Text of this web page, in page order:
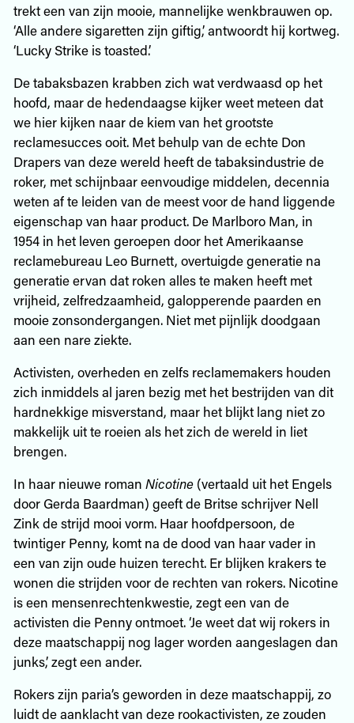
trekt een van zijn mooie, mannelijke wenkbrauwen op.
‘Alle andere sigaretten zijn giftig,’ antwoordt hij kortweg.
‘Lucky Strike is toasted.’
De tabaksbazen krabben zich wat verdwaasd op het
hoofd, maar de hedendaagse kijker weet meteen dat
we hier kijken naar de kiem van het grootste
reclamesucces ooit. Met behulp van de echte Don
Drapers van deze wereld heeft de tabaksindustrie de
roker, met schijnbaar eenvoudige middelen, decennia
weten af te leiden van de meest voor de hand liggende
eigenschap van haar product. De Marlboro Man, in
1954 in het leven geroepen door het Amerikaanse
reclamebureau Leo Burnett, overtuigde generatie na
generatie ervan dat roken alles te maken heeft met
vrijheid, zelfredzaamheid, galopperende paarden en
mooie zonsondergangen. Niet met pijnlijk doodgaan
aan een nare ziekte.
Activisten, overheden en zelfs reclamemakers houden
zich inmiddels al jaren bezig met het bestrijden van dit
hardnekkige misverstand, maar het blijkt lang niet zo
makkelijk uit te roeien als het zich de wereld in liet
brengen.
In haar nieuwe roman Nicotine(vertaald uit het Engels
door Gerda Baardman) geeft de Britse schrijver Nell
Zink de strijd mooi vorm. Haar hoofdpersoon, de
twintiger Penny, komt na de dood van haar vader in
een van zijn oude huizen terecht. Er blijken krakers te
wonen die strijden voor de rechten van rokers. Nicotine
is een mensenrechtenkwestie, zegt een van de
activisten die Penny ontmoet. ‘Je weet dat wij rokers in
deze maatschappij nog lager worden aangeslagen dan
junks,’ zegt een ander.
Rokers zijn paria’s geworden in deze maatschappij, zo
luidt de aanklacht van deze rookactivisten, ze zouden